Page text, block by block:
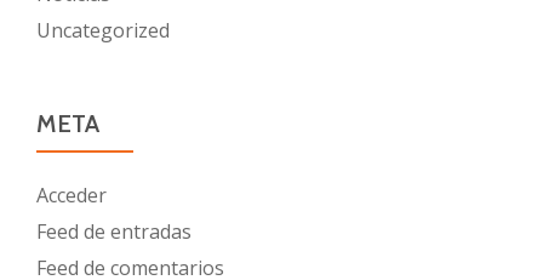
Uncategorized
META
Acceder
Feed de entradas
Feed de comentarios